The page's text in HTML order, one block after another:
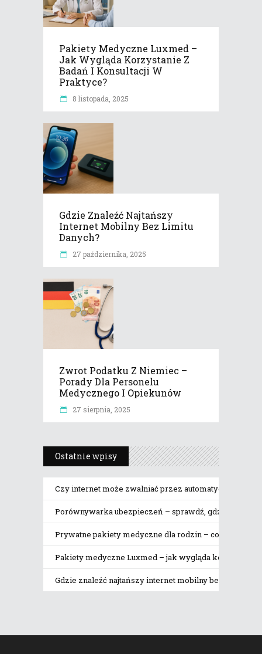
Pakiety Medyczne Luxmed –
Jak Wygląda Korzystanie Z
Badań I Konsultacji W
Praktyce?
8 listopada, 2025
Gdzie Znaleźć Najtańszy
Internet Mobilny Bez Limitu
Danych?
27 października, 2025
Zwrot Podatku Z Niemiec –
Porady Dla Personelu
Medycznego I Opiekunów
27 sierpnia, 2025
Ostatnie wpisy
Czy internet może zwalniać przez automatyczne
Porównywarka ubezpieczeń – sprawdź, gdzie
Prywatne pakiety medyczne dla rodzin – co obejmują
Pakiety medyczne Luxmed – jak wygląda korzystanie
Gdzie znaleźć najtańszy internet mobilny bez limitu